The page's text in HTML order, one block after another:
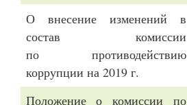
О внесение изменений в
состав комиссии
по противодействию
коррупции на 2019 г.
Положение о комиссии по